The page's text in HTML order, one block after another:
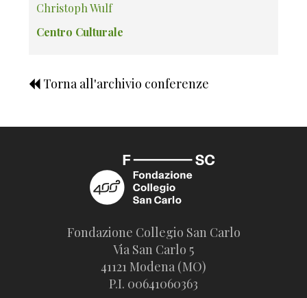
Christoph Wulf
Centro Culturale
Torna all'archivio conferenze
Fondazione Collegio San Carlo
Via San Carlo 5
41121 Modena (MO)
P.I. 00641060363